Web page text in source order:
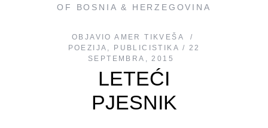
OF BOSNIA & HERZEGOVINA
OBJAVIO AMER TIKVEŠA
POEZIJA , PUBLICISTIKA
22
SEPTEMBRA, 2015
LETEĆI
PJESNIK